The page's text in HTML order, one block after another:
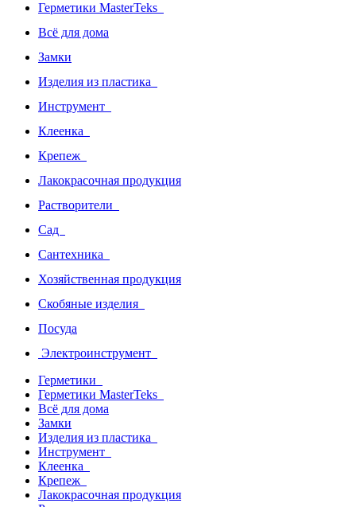
Герметики MasterTeks
Всё для дома
Замки
Изделия из пластика
Инструмент
Клеенка
Крепеж
Лакокрасочная продукция
Растворители
Сад
Сантехника
Хозяйственная продукция
Скобяные изделия
Посуда
Электроинструмент
Герметики
Герметики MasterTeks
Всё для дома
Замки
Изделия из пластика
Инструмент
Клеенка
Крепеж
Лакокрасочная продукция